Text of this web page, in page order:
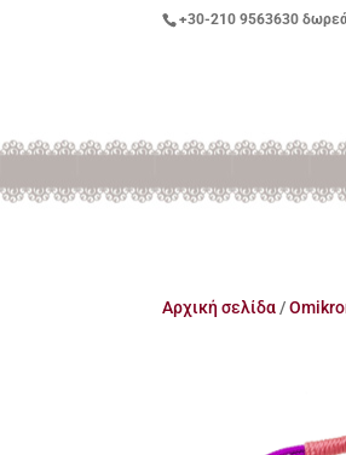
+30-210 9563630
Αρχική σελίδα /